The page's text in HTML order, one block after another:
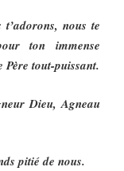
nous te
ton immense
tout-puissant.
Dieu, Agneau
pitié de nous.